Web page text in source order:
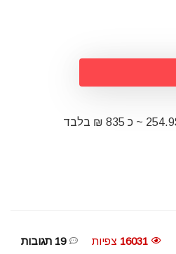
16031 צפיות 19 תגובות